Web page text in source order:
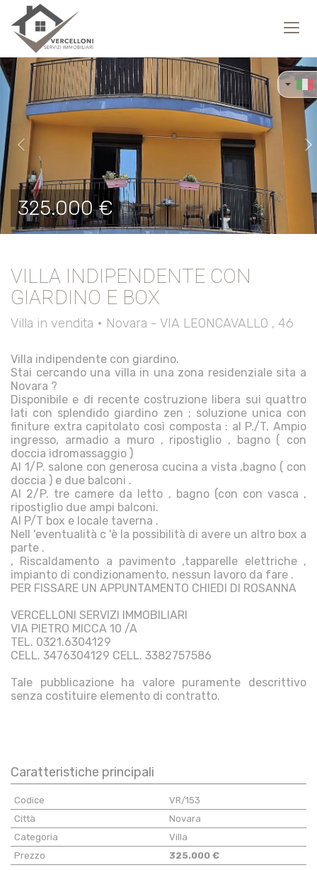
Previous
325.000 €
VILLA INDIPENDENTE CON
GIARDINO E BOX
Villa in vendita • Novara - VIA LEONCAVALLO , 46
Villa indipendente con giardino.
Stai cercando una villa in una zona residenziale sita a
Novara ?
Disponibile e di recente costruzione libera sui quattro
lati con splendido giardino zen ; soluzione unica con
finiture extra capitolato così composta : al P./T. Ampio
ingresso, armadio a muro , ripostiglio , bagno ( con
doccia idromassaggio )
Al 1/P. salone con generosa cucina a vista ,bagno ( con
doccia ) e due balconi .
Al 2/P. tre camere da letto , bagno (con con vasca ,
ripostiglio due ampi balconi.
Al P/T box e locale taverna .
Nell 'eventualità c 'è la possibilità di avere un altro box a
parte .
, Riscaldamento a pavimento ,tapparelle elettriche ,
impianto di condizionamento, nessun lavoro da fare .
PER FISSARE UN APPUNTAMENTO CHIEDI DI ROSANNA
VERCELLONI SERVIZI IMMOBILIARI
VIA PIETRO MICCA 10 /A
TEL. 0321.6304129
CELL. 3476304129 CELL. 3382757586
Tale pubblicazione ha valore puramente descrittivo
senza costituire elemento di contratto.
Caratteristiche principali
Codice
VR/153
Città
Novara
Categoria
Villa
Prezzo
325.000 €